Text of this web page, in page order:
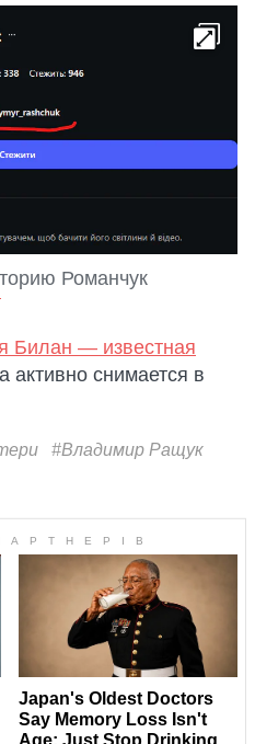
Романчук
Билан — известная
активно снимается в
#Владимир Ращук